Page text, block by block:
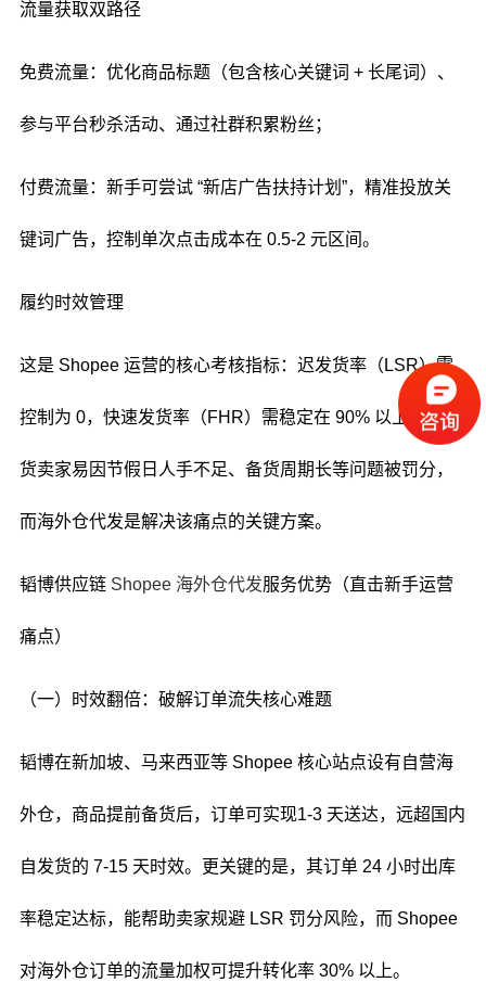
流量获取双路径
免费流量：优化商品标题（包含核心关键词 + 长尾词）、
参与平台秒杀活动、通过社群积累粉丝；
付费流量：新手可尝试 “新店广告扶持计划”，精准投放关
键词广告，控制单次点击成本在 0.5-2 元区间。
履约时效管理
这是 Shopee 运营的核心考核指标：迟发货率（LSR）需
控制为 0，快速发货率（FHR）需稳定在 90% 以上。自发
货卖家易因节假日人手不足、备货周期长等问题被罚分，
而海外仓代发是解决该痛点的关键方案。
韬博供应链 Shopee 海外仓代发服务优势（直击新手运营
痛点）
（一）时效翻倍：破解订单流失核心难题
韬博在新加坡、马来西亚等 Shopee 核心站点设有自营海
外仓，商品提前备货后，订单可实现1-3 天送达，远超国内
自发货的 7-15 天时效。更关键的是，其订单 24 小时出库
率稳定达标，能帮助卖家规避 LSR 罚分风险，而 Shopee
对海外仓订单的流量加权可提升转化率 30% 以上。